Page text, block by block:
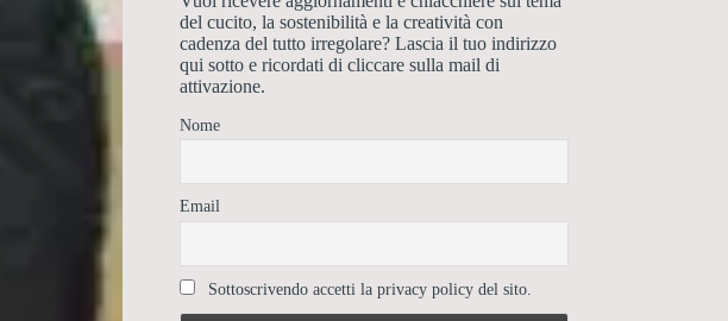
del cucito, la sostenibilità e la creatività con
cadenza del tutto irregolare? Lascia il tuo indirizzo
qui sotto e ricordati di cliccare sulla mail di
attivazione.
Nome
Email
Sottoscrivendo accetti la privacy policy del sito.